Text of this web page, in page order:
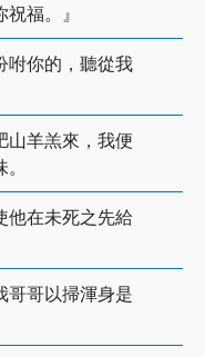
福。』
咐你的，聽從我
山羊羔來，我便
他在未死之先給
哥哥以掃渾身是